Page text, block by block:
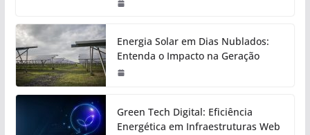
Energia Solar em Dias Nublados:
Entenda o Impacto na Geração
Green Tech Digital: Eficiência
Energética em Infraestruturas Web